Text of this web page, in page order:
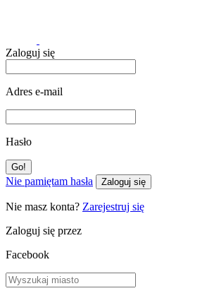
Zaloguj się
Adres e-mail
Hasło
Nie pamiętam hasła Zaloguj się
Nie masz konta? Zarejestruj się
Zaloguj się przez
Facebook